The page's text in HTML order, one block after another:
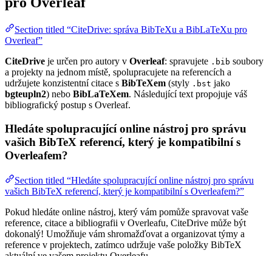
Section titled “CiteDrive: správa BibTeXu a BibLaTeXu pro
Overleaf”
CiteDrive je určen pro autory v Overleaf: spravujete .bib soubory
a projekty na jednom místě, spolupracujete na referencích a
udržujete konzistentní citace s BibTeXem (styly .bst jako
bgteupln2) nebo BibLaTeXem. Následující text propojuje váš
bibliografický postup s Overleaf.
Hledáte spolupracující online nástroj pro správu
vašich BibTeX referencí, který je kompatibilní s
Overleafem?
Section titled “Hledáte spolupracující online nástroj pro správu
vašich BibTeX referencí, který je kompatibilní s Overleafem?”
Pokud hledáte online nástroj, který vám pomůže spravovat vaše
reference, citace a bibliografii v Overleafu, CiteDrive může být
dokonalý! Umožňuje vám shromažďovat a organizovat týmy a
reference v projektech, zatímco udržuje vaše položky BibTeX